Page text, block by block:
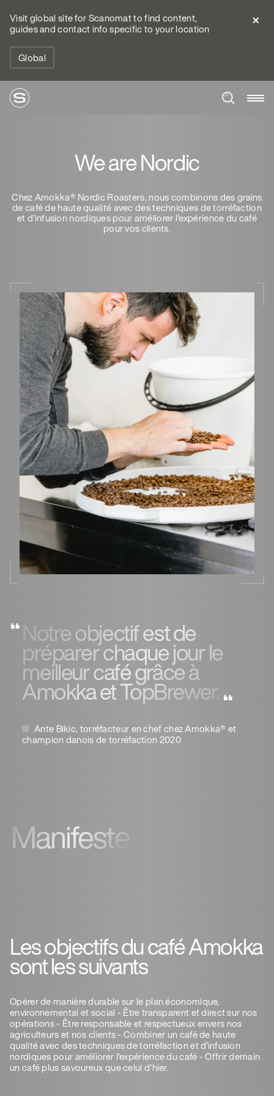
Visit global site for Scanomat to find content,
guides and contact info specific to your location
Global
We are Nordic
Chez Amokka® Nordic Roasters, nous combinons des grains
de café de haute qualité avec des techniques de torréfaction
et d'infusion nordiques pour améliorer l'expérience du café
pour vos clients.
Notre objectif est de
préparer chaque jour le
meilleur café grâce à
Amokka et TopBrewer.
Ante Bikic, torréfacteur en chef chez Amokka® et
champion danois de torréfaction 2020
Manifeste
Les objectifs du café Amokka
sont les suivants
Opérer de manière durable sur le plan économique,
environnemental et social - Être transparent et direct sur nos
opérations - Être responsable et respectueux envers nos
agriculteurs et nos clients - Combiner un café de haute
qualité avec des techniques de torréfaction et d'infusion
nordiques pour améliorer l'expérience du café - Offrir demain
un café plus savoureux que celui d'hier.